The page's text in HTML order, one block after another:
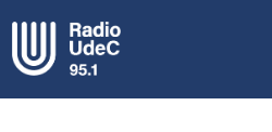
UdeC en vivo